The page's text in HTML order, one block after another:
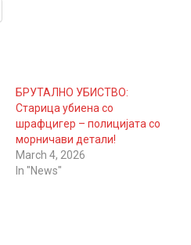
БРУТАЛНО УБИСТВО:
Старица убиена со
шрафцигер – полицијата со
морничави детали!
March 4, 2026
In "News"